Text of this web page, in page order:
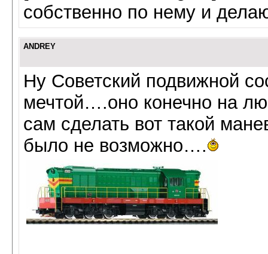
собственно по нему и
ANDREY
Ну Советский подвижной
мечтой….оно конечно на
сам сделать вот такой
было не возможно….